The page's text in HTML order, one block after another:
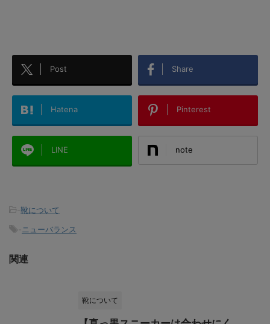
Post Share
Hatena Pinterest
LINE note
靴について
ニューバランス
関連
靴について